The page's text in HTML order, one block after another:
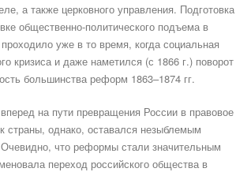
а также церковного управления. Подготовка
общественно-политического подъема в
уже в то время, когда социальная
кризиса и даже наметился (с 1866 г.) поворот
большинства реформ 1863–1874 гг.
на пути превращения России в правовое
страны, однако, оставался незыблемым
что реформы стали значительным
переход российского общества в